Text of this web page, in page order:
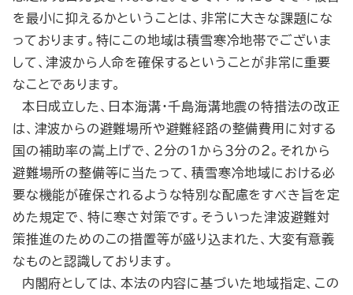
を最小に抑えるかということは、非常に大きな課題にな
っております。特にこの地域は積雪寒冷地帯でございま
して、津波から人命を確保するということが非常に重要
なことであります。
本日成立した、日本海溝・千島海溝地震の特措法の改正
は、津波からの避難場所や避難経路の整備費用に対する
国の補助率の嵩上げで、２分の１から３分の２。それから
避難場所の整備等に当たって、積雪寒冷地域における必
要な機能が確保されるような特別な配慮をすべき旨を定
めた規定で、特に寒さ対策です。そういった津波避難対
策推進のためのこの措置等が盛り込まれた、大変有意義
なものと認識しております。
内閣府としては、本法の内容に基づいた地域指定、この